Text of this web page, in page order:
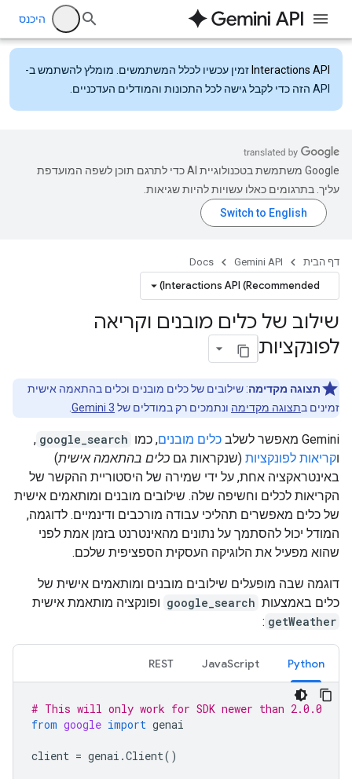
היכנס
Interactions API זמין עכשיו לכלל המשתמשים. מומלץ להשתמש ב-
API הזה כדי לקבל גישה לכל התכונות והמודלים העדכניים.
‫Google משתמשת בטכנולוגיית AI כדי לתרגם תוכן לשפה המועדפת
עליך. בתרגומים כאלו עשויות להיות שגיאות.
דף הבית Gemini API
Docs
Interactions API (Recommended)
שילוב של כלים מובנים וקריאה
לפונקציות
תצוגה מקדימה: שילובים של כלים מובנים וכלים בהתאמה אישית
זמינים בתצוגה מקדימה ונתמכים רק במודלים של Gemini 3
‫Gemini מאפשר לשלב כלים מובנים, כמו google_search
,
וקריאות לפונקציות (שנקראות גם כלים בהתאמה אישית)
באינטראקציה אחת, על ידי שמירה של היסטוריית ההקשר של
הקריאות לכלים וחשיפה שלה. שילובים מובנים ומותאמים אישית
של כלים מאפשרים תהליכי עבודה מורכבים ודינמיים. לדוגמה,
המודל יכול להסתמך על נתונים מהאינטרנט בזמן אמת לפני
שהוא מפעיל את הלוגיקה העסקית הספציפית שלכם.
דוגמה שבה מופעלים שילובים מובנים ומותאמים אישית של
כלים באמצעות google_search ופונקציה מותאמת אישית
getWeather
:
Python
JavaScript
REST
# This will only work for SDK newer than 2.0.0
from google import genai
client = genai .Client()